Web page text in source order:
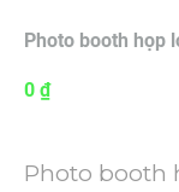
Photo booth họp
0 ₫
Photo booth